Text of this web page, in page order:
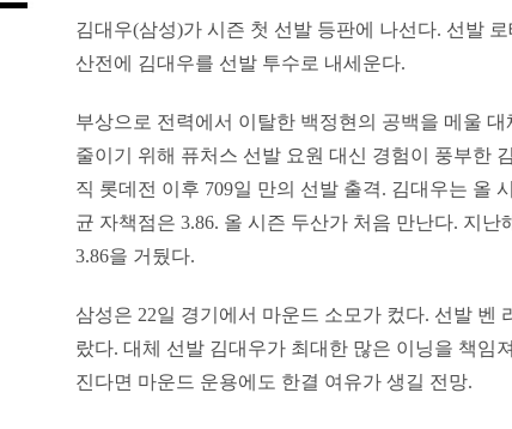
김대우(삼성)가 시즌 첫 선발 등판에 나선다. 선발
산전에 김대우를 선발 투수로 내세운다.
부상으로 전력에서 이탈한 백정현의 공백을 메울
줄이기 위해 퓨처스 선발 요원 대신 경험이 풍부한
직 롯데전 이후 709일 만의 선발 출격. 김대우는 올
균 자책점은 3.86. 올 시즌 두산가 처음 만난다. 지
3.86을 거뒀다.
삼성은 22일 경기에서 마운드 소모가 컸다. 선발 벤
랐다. 대체 선발 김대우가 최대한 많은 이닝을 책임
진다면 마운드 운용에도 한결 여유가 생길 전망.